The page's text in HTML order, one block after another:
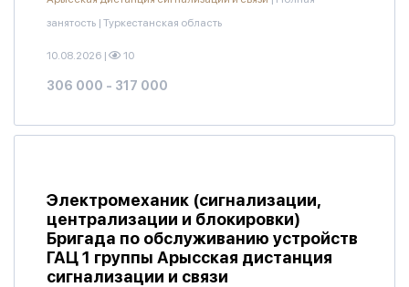
занятость | Туркестанская область
10.08.2026 | 10
306 000 - 317 000
Электромеханик (сигнализации,
централизации и блокировки)
Бригада по обслуживанию устройств
ГАЦ 1 группы Арысская дистанция
сигнализации и связи